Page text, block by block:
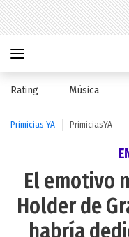
Rating Música
Primicias YA PrimiciasYA
El emotivo
Holder de
habría